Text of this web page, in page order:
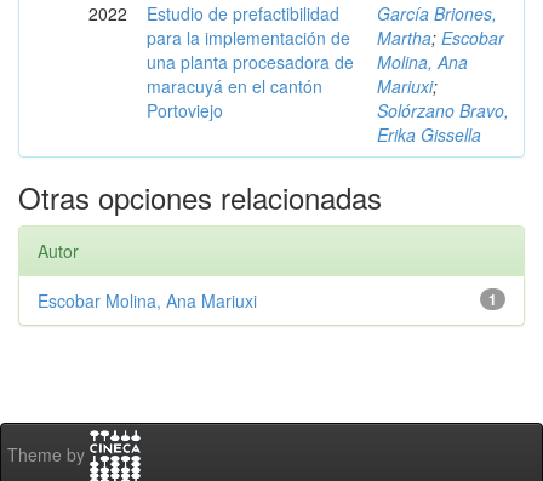
2022
Estudio de prefactibilidad
para la implementación de
una planta procesadora de
maracuyá en el cantón
Portoviejo
García Briones,
Martha; Escobar
Molina, Ana
Mariuxi;
Solórzano Bravo,
Erika Gissella
Otras opciones relacionadas
Autor
1
Escobar Molina, Ana Mariuxi
Theme by